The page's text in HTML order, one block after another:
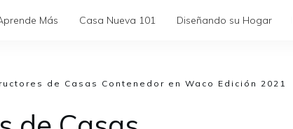
Más Casa Nueva 101 Diseñando su Hogar
de Casas Contenedor en Waco Edición 2021